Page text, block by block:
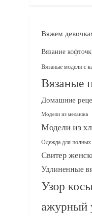
Вяжем
Вязание
Вязаные модели с
Вязаные
Домашние
Модели из меланжа
Модели из
Одежда для полных
Свитер
Удлиненные
Узор
ажурный